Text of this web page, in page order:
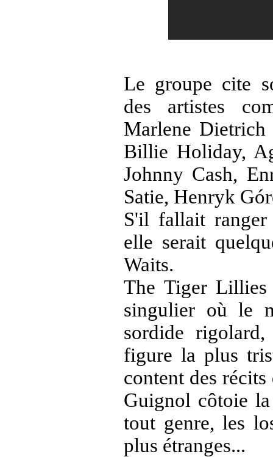
Le groupe cite
des artistes
Marlene Dietrich
Billie Holiday,
Johnny Cash,
Satie, Henryk
S'il fallait
elle serait
Waits.
The Tiger Lillies
singulier où le
sordide
figure la plus
content des
Guignol côtoie
tout genre, les
plus étranges...